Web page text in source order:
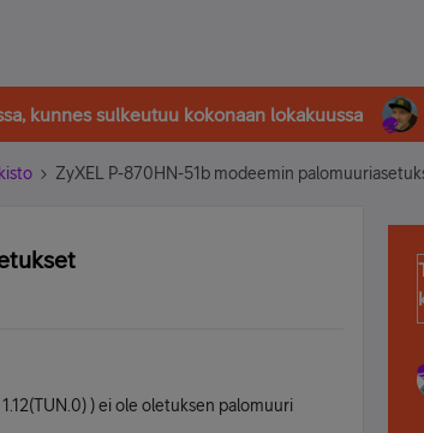
kunnes sulkeutuu kokonaan lokakuussa
ZyXEL P-870HN-51b modeemin
) ei ole oletuksen palomuuri